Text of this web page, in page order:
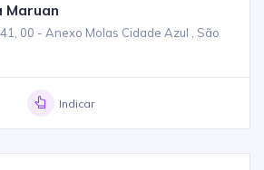
00 - Anexo Molas Cidade Azul , São
Indicar